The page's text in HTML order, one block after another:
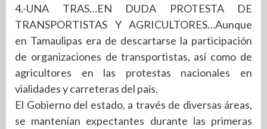
4.-UNA TRAS…EN DUDA PROTESTA DE
TRANSPORTISTAS Y AGRICULTORES…Aunque
en Tamaulipas era de descartarse la participación
de organizaciones de transportistas, así como de
agricultores en las protestas nacionales en
vialidades y carreteras del país.
El Gobierno del estado, a través de diversas áreas,
se mantenían expectantes durante las primeras